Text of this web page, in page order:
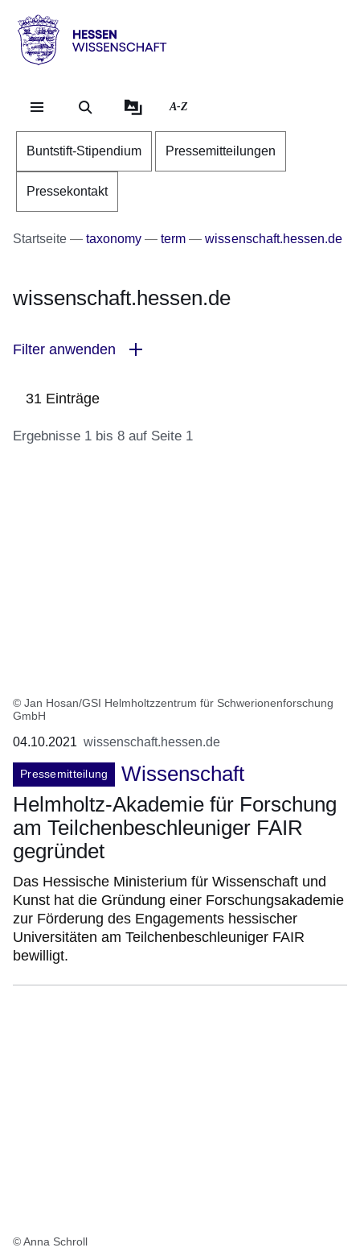
Hessen
Wissenschaft
A-Z
Buntstift-Stipendium Pressemitteilungen
Pressekontakt
Startseite taxonomy term wissenschaft.hessen.de
wissenschaft.hessen.de
Filter anwenden
31 Einträge
Ergebnisse 1 bis 8 auf Seite 1
© Jan Hosan/GSI Helmholtzzentrum für Schwerionenforschung
GmbH
04.10.2021 wissenschaft.hessen.de
Pressemitteilung
Wissenschaft
Helmholtz-Akademie für Forschung
am Teilchenbeschleuniger FAIR
gegründet
Das Hessische Ministerium für Wissenschaft und
Kunst hat die Gründung einer Forschungsakademie
zur Förderung des Engagements hessischer
Universitäten am Teilchenbeschleuniger FAIR
bewilligt.
© Anna Schroll